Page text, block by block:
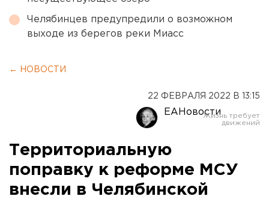
Челябинцев предупредили о возможном
выходе из берегов реки Миасс
← НОВОСТИ
22 ФЕВРАЛЯ 2022 В 13:15
ЕАНовости
Территориальную
поправку к реформе МСУ
внесли в Челябинской